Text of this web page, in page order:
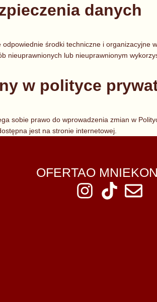
danych
odpowiednie środki techniczne i organizacyjne
nieuprawnionych lub nieuprawnionym
w polityce
sobie prawo do wprowadzenia zmian w
jest na stronie internetowej.
OFERTAO MNIE